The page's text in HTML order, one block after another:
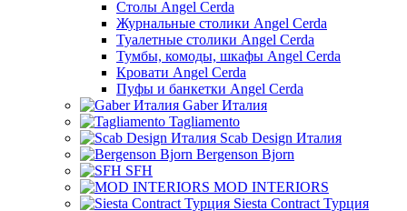
Столы Angel Cerda
Журнальные столики Angel Cerda
Туалетные столики Angel Cerda
Тумбы, комоды, шкафы Angel Cerda
Кровати Angel Cerda
Пуфы и банкетки Angel Cerda
Gaber Италия
Tagliamento
Scab Design Италия
Bergenson Bjorn
SFH
MOD INTERIORS
Siesta Contract Турция